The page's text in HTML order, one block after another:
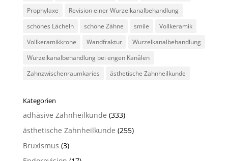
Prophylaxe
Revision einer Wurzelkanalbehandlung
schönes Lächeln
schöne Zähne smile
Vollkeramik
Vollkeramikkrone
Wandfraktur
Wurzelkanalbehandlung
Wurzelkanalbehandlung bei engen Kanälen
Zahnzwischenraumkaries
ästhetische Zahnheilkunde
Kategorien
adhäsive Zahnheilkunde (333)
ästhetische Zahnheilkunde (255)
Bruxismus (3)